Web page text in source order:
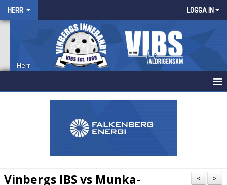
HERR LOGGA IN
Herr
>
<
Vinbergs IBS vs Munka-